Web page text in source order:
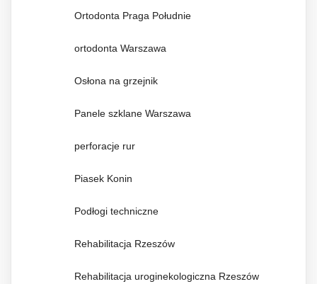
Ortodonta Praga Południe
ortodonta Warszawa
Osłona na grzejnik
Panele szklane Warszawa
perforacje rur
Piasek Konin
Podłogi techniczne
Rehabilitacja Rzeszów
Rehabilitacja uroginekologiczna Rzeszów